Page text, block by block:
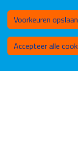
Voorkeuren opslaan
Accepteer alle